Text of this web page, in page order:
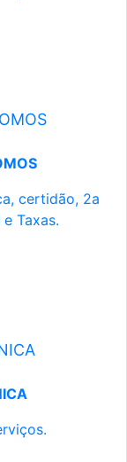
certidão, 2a
Taxas.